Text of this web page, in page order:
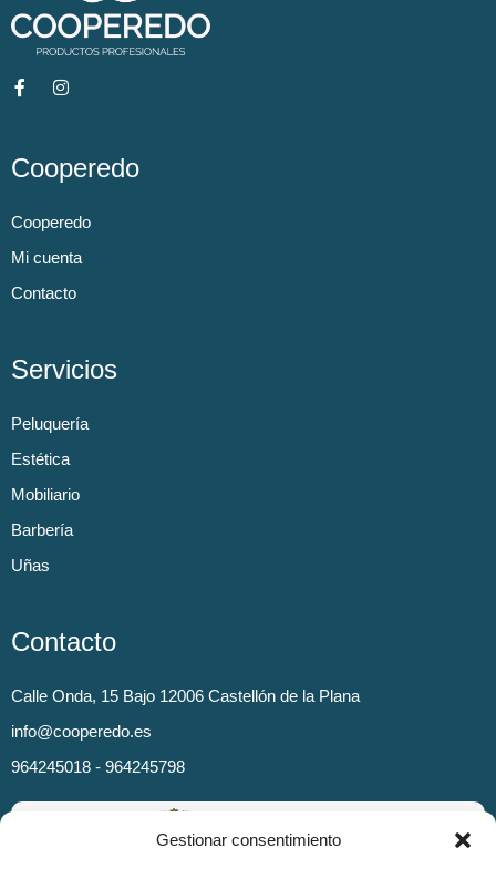
Gestionar consentimiento
Cooperedo
Cooperedo
Mi cuenta
Contacto
Servicios
Peluquería
Estética
Mobiliario
Barbería
Uñas
Contacto
Calle Onda, 15 Bajo 12006 Castellón de la Plana
info@cooperedo.es
964245018 - 964245798